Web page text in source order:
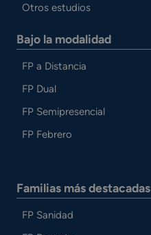
Otros estudios
Bajo la modalidad
FP a Distancia
FP Dual
FP Semipresencial
FP Febrero
Familias más destacadas
FP Sanidad